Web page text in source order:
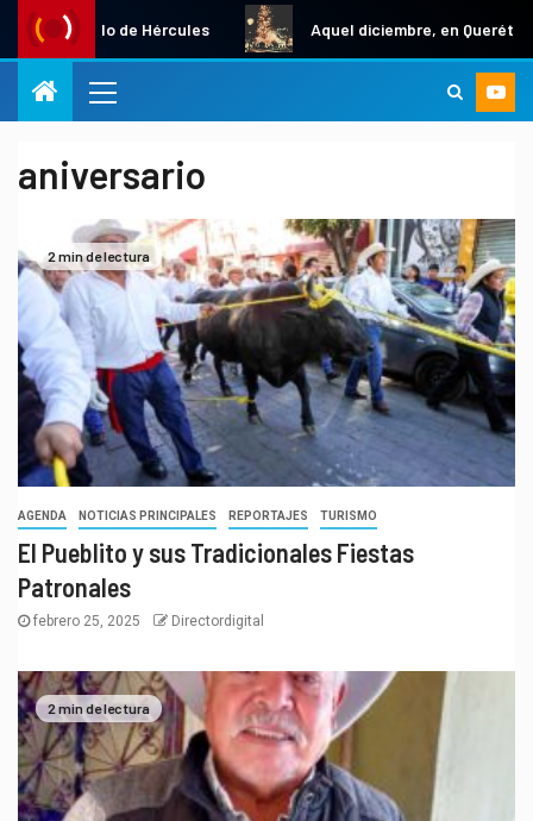
Gallo de Hércules Aquel diciembre, en Querétaro
aniversario
2 min de lectura
AGENDA NOTICIAS PRINCIPALES REPORTAJES TURISMO
El Pueblito y sus Tradicionales Fiestas
Patronales
febrero 25, 2025 Directordigital
2 min de lectura